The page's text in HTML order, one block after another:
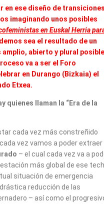
en ese diseño de
imaginando unos posibles
en Euskal Herria
sea el resultado de un
abierto y plural
va a ser el Foro
en Durango (Bizkaia) el
Etxea.
quienes llaman la “Era de la
cada vez más constreñido
vez vamos a poder extraer
– el cual cada vez va a
más global de ese
situación de emergencia
reducción de las
– así como el